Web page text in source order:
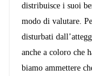
distribuisce i suoi
modo di valutare.
disturbati
anche a coloro che
biamo ammettere